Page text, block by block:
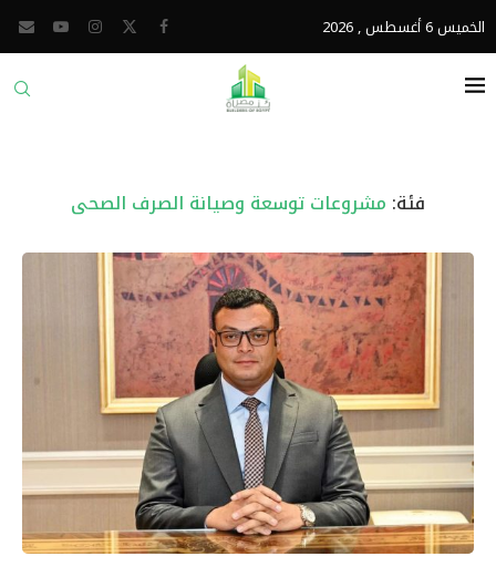
الخميس 6 أغسطس , 2026
فئة: مشروعات توسعة وصيانة الصرف الصحى